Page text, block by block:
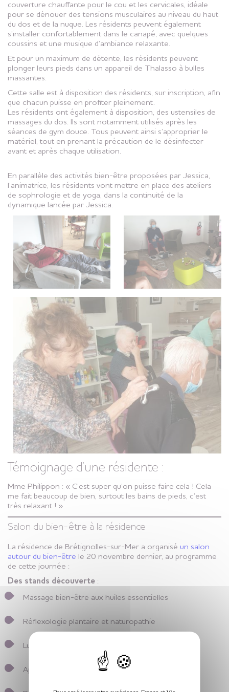
couverture chauffante pour le cou et les cervicales, idéale
pour se dénouer des tensions musculaires au niveau du haut
du dos et de la nuque. Les résidents peuvent également
s’installer confortablement dans le canapé, avec quelques
coussins et une musique d’ambiance relaxante.
Et pour un maximum de détente, les résidents peuvent
plonger leurs pieds dans un appareil de Thalasso à bulles
massantes.
Cette salle est à disposition des résidents, sur inscription, afin
que chacun puisse en profiter pleinement.
Les résidents ont également à disposition, des ustensiles de
massages du dos. Ils sont notamment utilisés après les
séances de gym douce. Tous peuvent ainsi s’approprier le
matériel, tout en prenant la précaution de le désinfecter
avant et après chaque utilisation.
En parallèle des activités bien-être proposées par Jessica,
l’animatrice, les résidents vont mettre en place des ateliers
de sophrologie et de yoga, dans la continuité de la
dynamique lancée par Jessica.
Témoignage d’une résidente :
Mme Philippon : « C’est super qu’on puisse faire cela ! Cela
me fait beaucoup de bien, surtout les bains de pieds, c’est
très relaxant ! »
Salon du bien-être à la résidence
La résidence de Brétignolles-sur-Mer a organisé un salon
autour du bien-être le 20 novembre dernier, au programme
de cette journée :
Des stands découverte :
Massage bien-être aux huiles essentielles
Réflexologie plantaire et naturopathie
Luminothérapie
Appareils de confort